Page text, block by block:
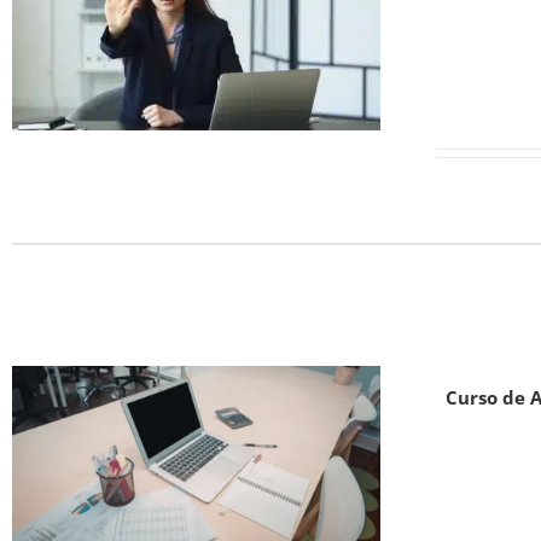
Curso de